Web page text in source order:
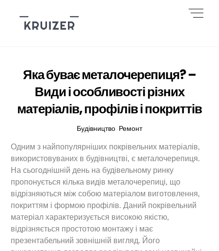
content
Яка буває металочерепиця? –
Види і особливості різних
матеріалів, профілів і покриттів
Будівництво Ремонт
Одним з найпопулярніших покрівельних матеріалів,
використовуваних в будівництві, є металочерепиця.
На сьогоднішній день на будівельному ринку
пропонується кілька видів металочерепиці, що
відрізняються між собою матеріалом виготовлення,
покриттям і формою профілів. Даний покрівельний
матеріал характеризується високою якістю,
відрізняється простотою монтажу і має
презентабельний зовнішній вигляд. Його